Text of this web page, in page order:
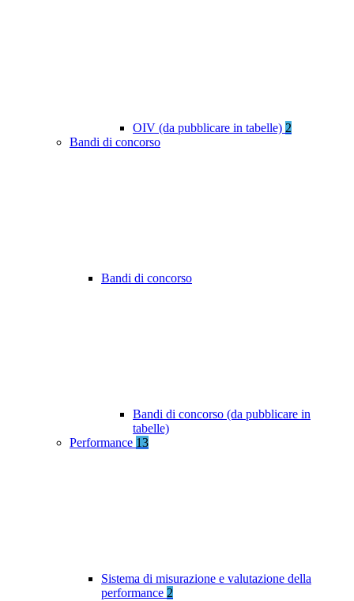
OIV (da pubblicare in tabelle) 2
Bandi di concorso
Bandi di concorso
Bandi di concorso (da pubblicare in
tabelle)
Performance 13
Sistema di misurazione e valutazione della
performance 2